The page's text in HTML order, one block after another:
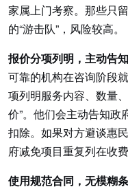
家属上门考察。那些只
的“游击队”，风险较高。
报价分项列明，主动告
可靠的机构在咨询阶段
项列明服务内容、数量
价”。他们会主动告知政
扣除。如果对方避谈惠
府减免项目重复列在收
使用规范合同，无模糊